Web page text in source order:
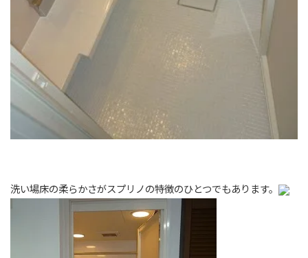
洗い場床の柔らかさがスプリノの特徴のひとつでもあります。